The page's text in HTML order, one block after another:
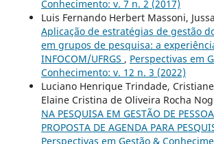
Conhecimento: v. 7 n. 2 (2017)
Luis Fernando Herbert Massoni,
Aplicação de estratégias de gestão
em grupos de pesquisa: a
INFOCOM/UFRGS , Perspectivas em
Conhecimento: v. 12 n. 3 (2022)
Luciano Henrique Trindade,
Elaine Cristina de Oliveira Rocha
NA PESQUISA EM GESTÃO DE
PROPOSTA DE AGENDA PARA
Perspectivas em Gestão &